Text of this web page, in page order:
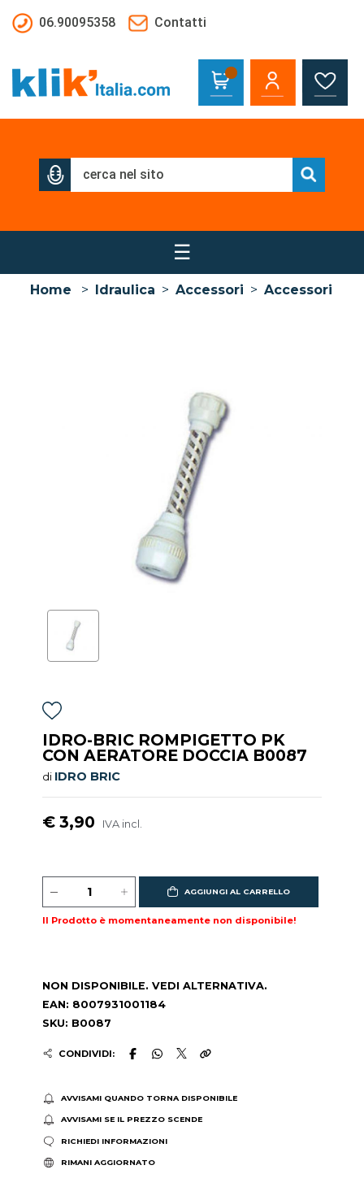
06.90095358
Contatti
☰
Home > Idraulica > Accessori > Accessori
IDRO-BRIC ROMPIGETTO PK
CON AERATORE DOCCIA B0087
di IDRO BRIC
€ 3,90 IVA incl.
AGGIUNGI AL CARRELLO
Il Prodotto è momentaneamente non disponibile!
NON DISPONIBILE. VEDI ALTERNATIVA.
EAN: 8007931001184
SKU: B0087
CONDIVIDI:
AVVISAMI QUANDO TORNA DISPONIBILE
AVVISAMI SE IL PREZZO SCENDE
RICHIEDI INFORMAZIONI
RIMANI AGGIORNATO